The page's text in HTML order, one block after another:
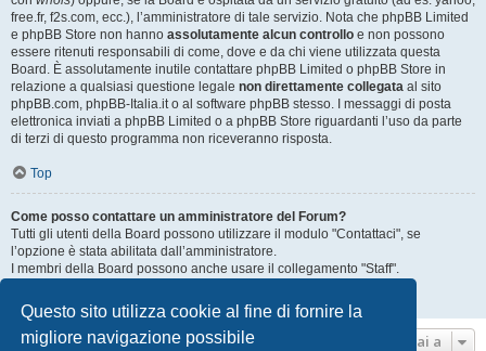
Questo sito utilizza cookie al fine di fornire la
migliore navigazione possibile
free.fr, f2s.com, ecc.), l’amministratore di tale servizio. Nota che phpBB Limited
e phpBB Store non hanno assolutamente alcun controllo e non possono
essere ritenuti responsabili di come, dove e da chi viene utilizzata questa
Board. È assolutamente inutile contattare phpBB Limited o phpBB Store in
relazione a qualsiasi questione legale non direttamente collegata al sito
phpBB.com, phpBB-Italia.it o al software phpBB stesso. I messaggi di posta
elettronica inviati a phpBB Limited o a phpBB Store riguardanti l’uso da parte
di terzi di questo programma non riceveranno risposta.
Top
Come posso contattare un amministratore del Forum?
Tutti gli utenti della Board possono utilizzare il modulo "Contattaci", se
l’opzione è stata abilitata dall’amministratore.
I membri della Board possono anche usare il collegamento "Staff".
Top
Vai a